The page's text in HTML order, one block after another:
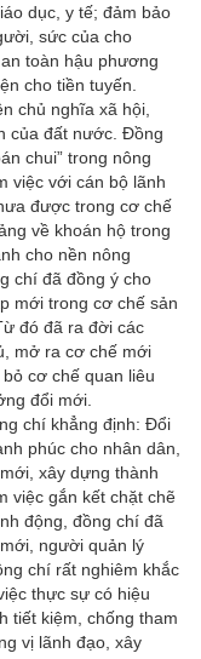
dục, y tế; đảm bảo
sức của cho
toàn hậu phương
cho tiền tuyến.
chủ nghĩa xã hội,
của đất nước. Đồng
chui” trong nông
việc với cán bộ lãnh
được trong cơ chế
về khoán hộ trong
cho nền nông
chí đã đồng ý cho
mới trong cơ chế sản
đó đã ra đời các
mở ra cơ chế mới
cơ chế quan liêu
đổi mới.
chí khẳng định: Đổi
phúc cho nhân dân,
xây dựng thành
việc gắn kết chặt chẽ
động, đồng chí đã
người quản lý
chí rất nghiêm khắc
thực sự có hiệu
tiết kiệm, chống tham
vị lãnh đạo, xây